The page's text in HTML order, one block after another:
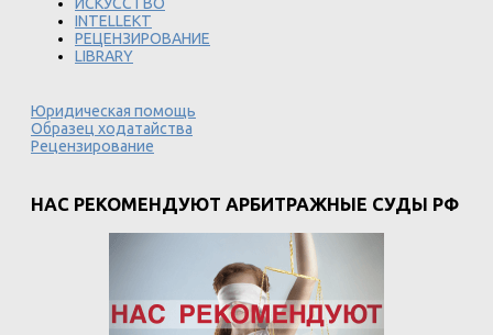
INTELLEKT
РЕЦЕНЗИРОВАНИЕ
LIBRARY
Юридическая помощь
Образец ходатайства
Рецензирование
НАС РЕКОМЕНДУЮТ АРБИТРАЖНЫЕ СУДЫ РФ